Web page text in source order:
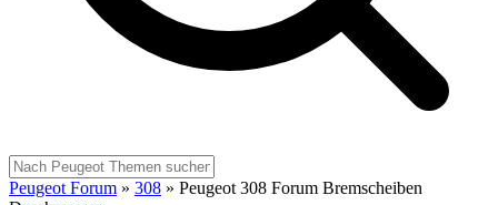
Peugeot Forum » 308 » Peugeot 308 Forum Bremscheiben